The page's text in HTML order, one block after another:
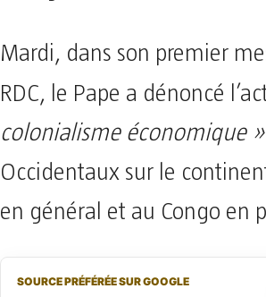
Mardi, dans son premier
RDC, le Pape a dénoncé
colonialisme économique »
Occidentaux sur le
en général et au Congo en
SOURCE PRÉFÉRÉE SUR GOOGLE